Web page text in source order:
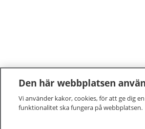
Den här webbplatsen
Vi använder kakor, cookies, för att ge dig
funktionalitet ska fungera på webbplatsen.